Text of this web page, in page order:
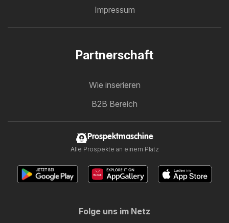
Impressum
Partnerschaft
Wie inserieren
B2B Bereich
Prospektmaschine
Alle Prospekte an einem Platz
Folge uns im Netz